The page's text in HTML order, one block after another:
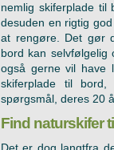
nemlig skiferplade
desuden en rigtig
at rengøre. Det gør
bord kan
også gerne vil have
skiferplade til
spørgsmål, deres 20
Find naturskifer